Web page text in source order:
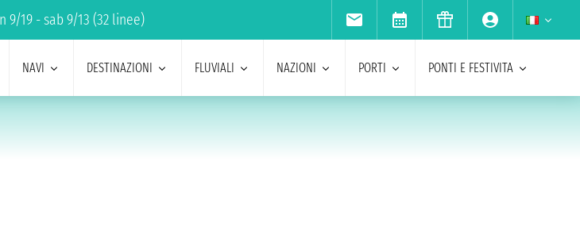
9/19 - sab 9/13 (32 linee)
NAVI DESTINAZIONI FLUVIALI NAZIONI PORTI PONTI E FESTIVITA